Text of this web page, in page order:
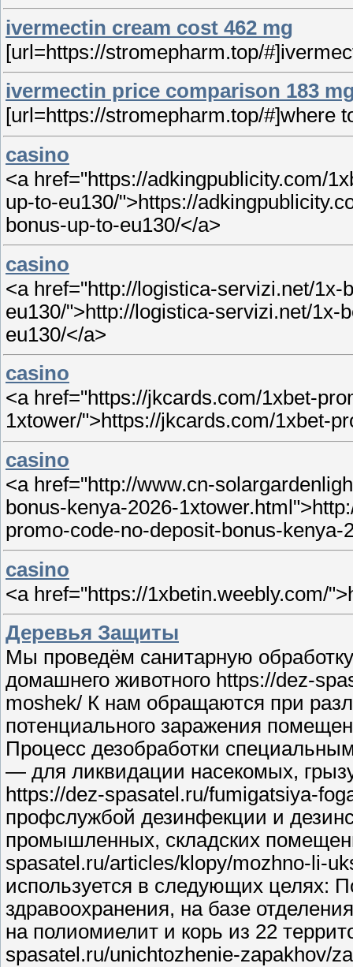
ivermectin cream cost 462 mg
[url=https://stromepharm.top/
ivermectin price comparison 183
[url=https://stromepharm.top/#]where
casino
<a href="https://adkingpublicity.com/
up-to-eu130/">https://
bonus-up-to-eu130/</a>
casino
<a href="http://logistica-servizi.net/
eu130/">http://logistica-servizi.net/
eu130/</a>
casino
<a href="https://jkcards.com/1xbet-
1xtower/">https://jkcards.com/1xbet-
casino
<a href="http://www.cn-
bonus-kenya-2026-
promo-code-no-deposit-bonus-kenya-
casino
<a href="https://1xbetin.weebly.com/
Деревья Защиты
Мы проведём санитарную
домашнего животного https://dez-
moshek/ К нам обращаются при
потенциального заражения
Процесс дезобработки
— для ликвидации насекомых,
https://dez-spasatel.ru/fumigatsiya-
профслужбой дезинфекции и
промышленных, складских
spasatel.ru/articles/klopy/mozhno-li-
используется в следующих целях:
здравоохранения, на базе
на полиомиелит и корь из 22
spasatel.ru/unichtozhenie-zapakhov/